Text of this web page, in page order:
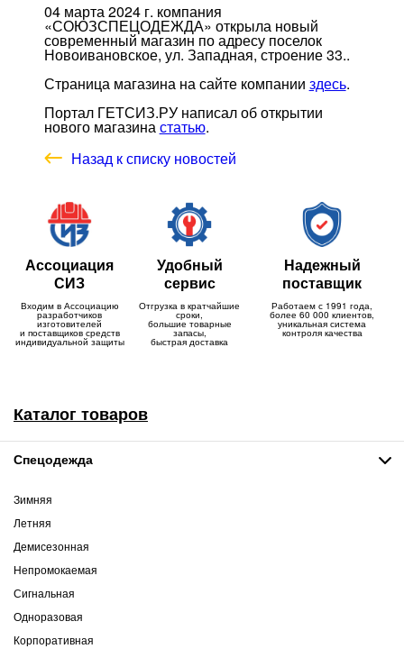
04 марта 2024 г. компания
«СОЮЗСПЕЦОДЕЖДА» открыла новый
современный магазин по адресу поселок
Новоивановское, ул. Западная, строение 33..
Страница магазина на сайте компании здесь.
Портал ГЕТСИЗ.РУ написал об открытии
нового магазинастатью.
Назад к списку новостей
Ассоциация
СИЗ
Входим в Ассоциацию
разработчиков
изготовителей
и поставщиков средств
индивидуальной защиты
Удобный
сервис
Отгрузка в кратчайшие
сроки,
большие товарные
запасы,
быстрая доставка
Надежный
поставщик
Работаем с 1991 года,
более 60 000 клиентов,
уникальная система
контроля качества
Каталог товаров
Спецодежда
Зимняя
Летняя
Демисезонная
Непромокаемая
Сигнальная
Одноразовая
Корпоративная